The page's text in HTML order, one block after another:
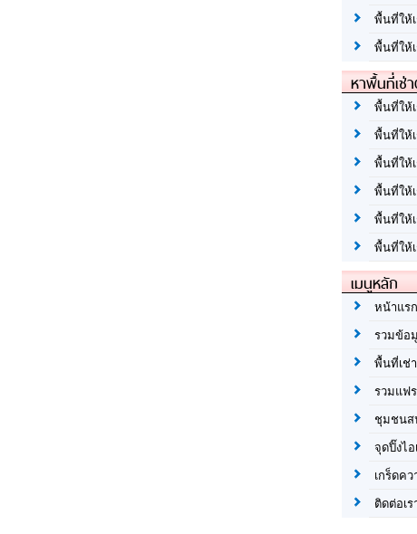
พื้นที่ให้
พื้นที่ให้
หาพื้นที่เช่
พื้นที่ให้
พื้นที่ให้
พื้นที่ให้
พื้นที่ให้
พื้นที่ให้
พื้นที่ให้
เมนูหลัก
หน้าแรก
รวมข้อ
พื้นที่เช่
รวมแฟ
ชุมชนส
จุดปิ๊งไ
เกร็ดคว
ติดต่อเร